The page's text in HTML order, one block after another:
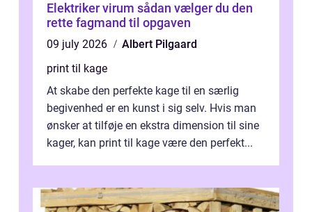
Elektriker virum sådan vælger du den
rette fagmand til opgaven
09 july 2026
Albert Pilgaard
print til kage
At skabe den perfekte kage til en særlig
begivenhed er en kunst i sig selv. Hvis man
ønsker at tilføje en ekstra dimension til sine
kager, kan print til kage være den perfekt...